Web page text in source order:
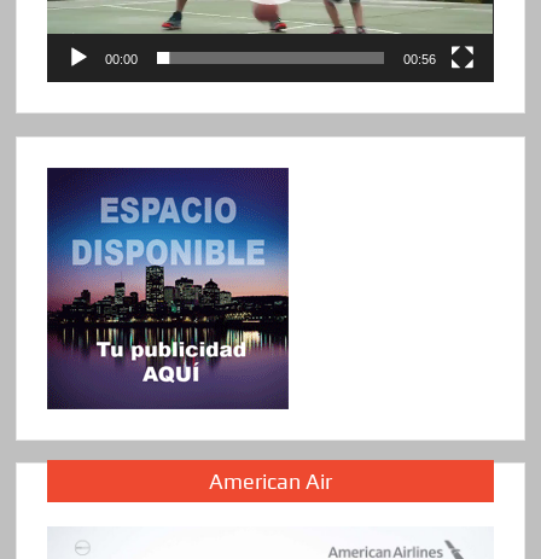
00:00 00:56
American Air